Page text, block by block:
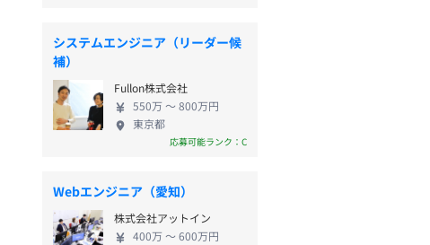
システムエンジニア（リーダー候
補）
Fullon株式会社
550万 〜 800万円
東京都
応募可能ランク：C
Webエンジニア（愛知）
株式会社アットイン
400万 〜 600万円